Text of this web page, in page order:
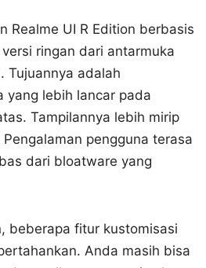
Realme UI R Edition berbasis
ringan dari antarmuka
Tujuannya adalah
yang lebih lancar pada
Tampilannya lebih mirip
pengguna terasa
dari bloatware yang
beberapa fitur kustomisasi
Anda masih bisa